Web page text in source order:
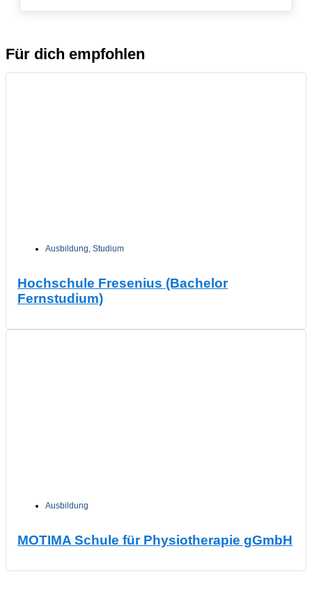
Für dich empfohlen
Ausbildung, Studium
Hochschule Fresenius (Bachelor
Fernstudium)
Ausbildung
MOTIMA Schule für Physiotherapie gGmbH